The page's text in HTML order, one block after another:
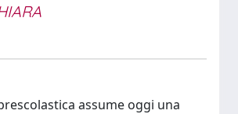
assume oggi una